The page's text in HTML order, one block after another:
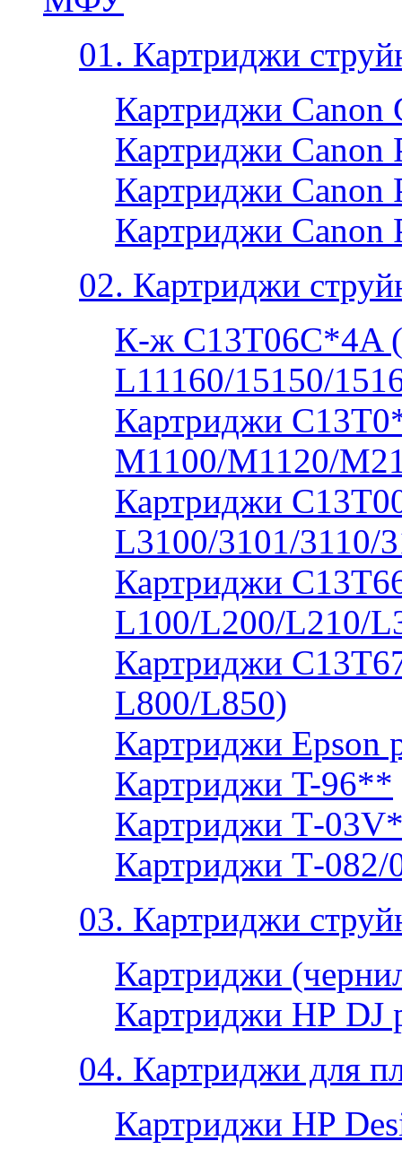
01. Картриджи
Картриджи Canon
Картриджи Canon
Картриджи Canon
Картриджи Canon
02. Картриджи
К-ж
L11160/15150/
Картриджи
M1100/M1120/
Картриджи
L3100/3101/3110/
Картриджи
L100/L200/L210/
Картриджи
L800/L850)
Картриджи Epson
Картриджи T-96**
Картриджи Т-
Картриджи Т-
03. Картриджи
Картриджи
Картриджи НР DJ
04. Картриджи для
Картриджи HP